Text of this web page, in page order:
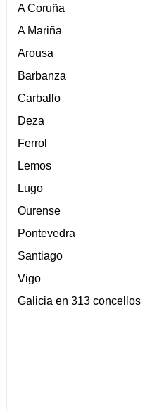
A Coruña
A Mariña
Arousa
Barbanza
Carballo
Deza
Ferrol
Lemos
Lugo
Ourense
Pontevedra
Santiago
Vigo
Galicia en 313 concellos